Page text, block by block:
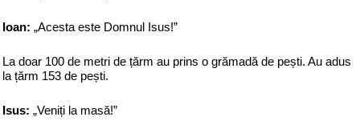
Ioan: „Acesta este Domnul Isus!”
La doar 100 de metri de țărm au prins o grămadă de pești. Au adus
la țărm 153 de pești.
Isus: „Veniți la masă!”